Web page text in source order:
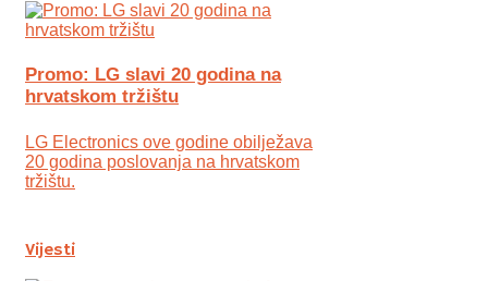
Promo: LG slavi 20 godina na
hrvatskom tržištu
LG Electronics ove godine obilježava
20 godina poslovanja na hrvatskom
tržištu.
Vijesti